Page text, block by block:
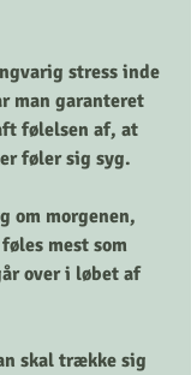
stress inde
man garanteret
følelsen af, at
føler sig syg.
om morgenen,
mest som
over i løbet af
skal trække sig